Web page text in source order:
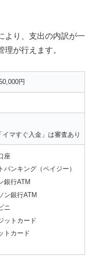
より、支出の内訳が一
が行えます。
円
マすぐ入金」は審査あり
座
バンキング（ペイジー）
銀行ATM
ン銀行ATM
ニ
ットカード
トカード